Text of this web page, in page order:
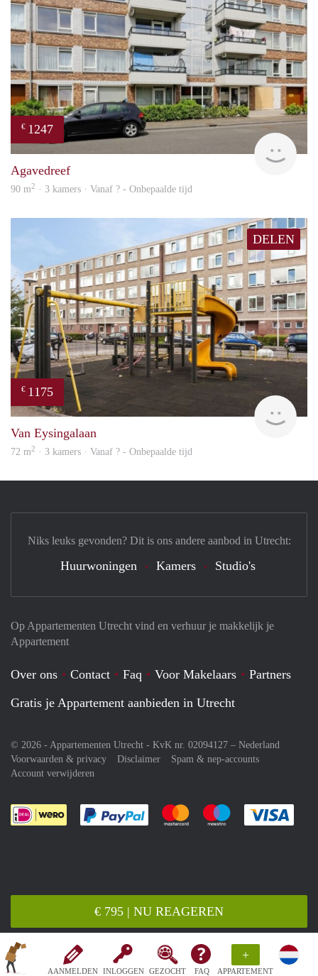
AANMELDEN INLOGGEN GEZOCHT FAQ
+
APPARTEMENT
€ 795 | NU REAGEREN
€ 1247
Agavedreef
90 m2 · 3 kamers · Vanaf ? - Onbepaalde tijd
DELEN
€ 1175
Van Eysingalaan
72 m2 · 3 kamers · Vanaf ? - Onbepaalde tijd
Op Appartementen Utrecht vind en verhuur je makkelijk je
Appartement
Over ons Contact Faq Voor Makelaars
Partners
Gratis je Appartement aanbieden in Utrecht
© 2026 - Appartementen Utrecht - KvK nr. 02094127 – Nederland
Voorwaarden & privacy
Disclaimer
Spam & nep-accounts
Account verwijderen
Je rekent gemakkelijk af met Paypal
Je rekent gemakkelijk af met
Je rekent
Niks leuks gevonden? Dit is ons andere aanbod in Utrecht:
Huurwoningen Kamers Studio's